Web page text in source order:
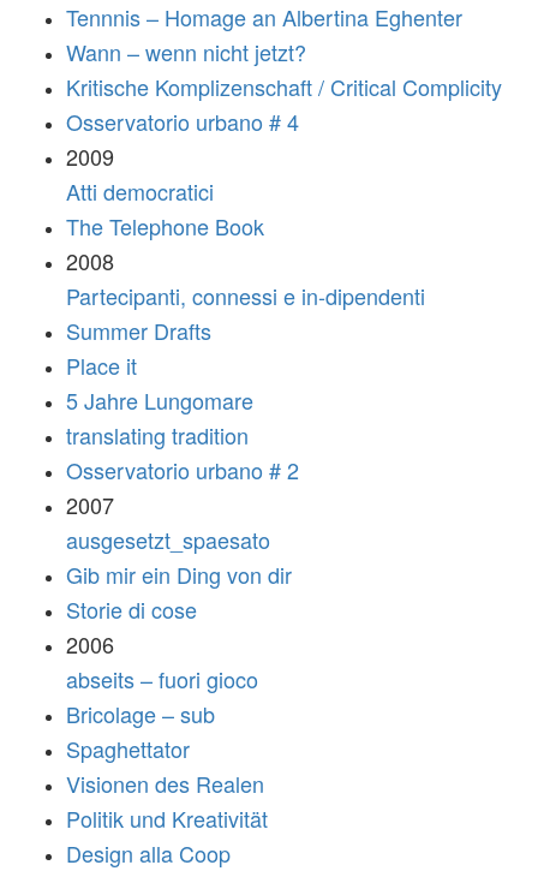
Tennnis – Homage an Albertina Eghenter
Wann – wenn nicht jetzt?
Kritische Komplizenschaft / Critical Complicity
Osservatorio urbano # 4
2009
Atti democratici
The Telephone Book
2008
Partecipanti, connessi e in-dipendenti
Summer Drafts
Place it
5 Jahre Lungomare
translating tradition
Osservatorio urbano # 2
2007
ausgesetzt_spaesato
Gib mir ein Ding von dir
Storie di cose
2006
abseits – fuori gioco
Bricolage – sub
Spaghettator
Visionen des Realen
Politik und Kreativität
Design alla Coop